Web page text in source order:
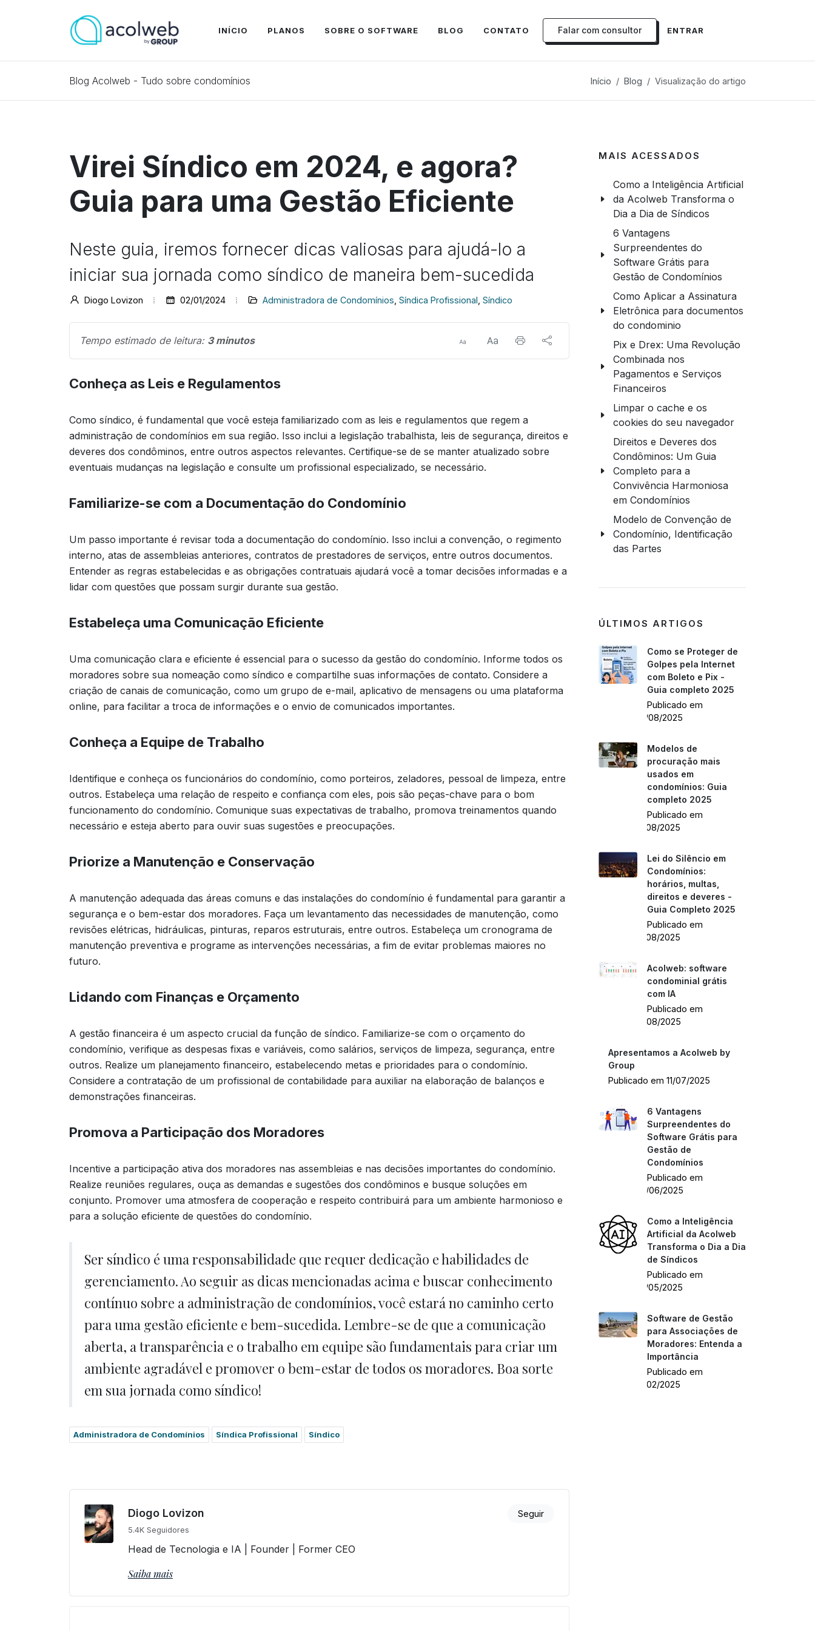
INÍCIO PLANOS SOBRE O SOFTWARE BLOG CONTATO Falar com consultor ENTRAR
Blog Acolweb - Tudo sobre condomínios Início Blog Visualização do artigo
Virei Síndico em 2024, e agora?
Guia para uma Gestão Eficiente
Neste guia, iremos fornecer dicas valiosas para ajudá-lo a
iniciar sua jornada como síndico de maneira bem-sucedida
Diogo Lovizon 02/01/2024 Administradora de Condomínios Síndica Profissional Síndico
Tempo estimado de leitura: 3 minutos
Conheça as Leis e Regulamentos
Como síndico, é fundamental que você esteja familiarizado com as leis e regulamentos que regem a
administração de condomínios em sua região. Isso inclui a legislação trabalhista, leis de segurança, direitos e
deveres dos condôminos, entre outros aspectos relevantes. Certifique-se de se manter atualizado sobre
eventuais mudanças na legislação e consulte um profissional especializado, se necessário.
Familiarize-se com a Documentação do Condomínio
Um passo importante é revisar toda a documentação do condomínio. Isso inclui a convenção, o regimento
interno, atas de assembleias anteriores, contratos de prestadores de serviços, entre outros documentos.
Entender as regras estabelecidas e as obrigações contratuais ajudará você a tomar decisões informadas e a
lidar com questões que possam surgir durante sua gestão.
Estabeleça uma Comunicação Eficiente
Uma comunicação clara e eficiente é essencial para o sucesso da gestão do condomínio. Informe todos os
moradores sobre sua nomeação como síndico e compartilhe suas informações de contato. Considere a
criação de canais de comunicação, como um grupo de e-mail, aplicativo de mensagens ou uma plataforma
online, para facilitar a troca de informações e o envio de comunicados importantes.
Conheça a Equipe de Trabalho
Identifique e conheça os funcionários do condomínio, como porteiros, zeladores, pessoal de limpeza, entre
outros. Estabeleça uma relação de respeito e confiança com eles, pois são peças-chave para o bom
funcionamento do condomínio. Comunique suas expectativas de trabalho, promova treinamentos quando
necessário e esteja aberto para ouvir suas sugestões e preocupações.
Priorize a Manutenção e Conservação
A manutenção adequada das áreas comuns e das instalações do condomínio é fundamental para garantir a
segurança e o bem-estar dos moradores. Faça um levantamento das necessidades de manutenção, como
revisões elétricas, hidráulicas, pinturas, reparos estruturais, entre outros. Estabeleça um cronograma de
manutenção preventiva e programe as intervenções necessárias, a fim de evitar problemas maiores no
futuro.
Lidando com Finanças e Orçamento
A gestão financeira é um aspecto crucial da função de síndico. Familiarize-se com o orçamento do
condomínio, verifique as despesas fixas e variáveis, como salários, serviços de limpeza, segurança, entre
outros. Realize um planejamento financeiro, estabelecendo metas e prioridades para o condomínio.
Considere a contratação de um profissional de contabilidade para auxiliar na elaboração de balanços e
demonstrações financeiras.
Promova a Participação dos Moradores
Incentive a participação ativa dos moradores nas assembleias e nas decisões importantes do condomínio.
Realize reuniões regulares, ouça as demandas e sugestões dos condôminos e busque soluções em
conjunto. Promover uma atmosfera de cooperação e respeito contribuirá para um ambiente harmonioso e
para a solução eficiente de questões do condomínio.
Ser síndico é uma responsabilidade que requer dedicação e habilidades de
gerenciamento. Ao seguir as dicas mencionadas acima e buscar conhecimento
contínuo sobre a administração de condomínios, você estará no caminho certo
para uma gestão eficiente e bem-sucedida. Lembre-se de que a comunicação
aberta, a transparência e o trabalho em equipe são fundamentais para criar um
ambiente agradável e promover o bem-estar de todos os moradores. Boa sorte
em sua jornada como síndico!
Administradora de Condomínios Síndica Profissional Síndico
Diogo Lovizon
5.4K Seguidores
Seguir
Head de Tecnologia e IA | Founder | Former CEO
Saiba mais
MAIS ACESSADOS
Como a Inteligência Artificial
da Acolweb Transforma o
Dia a Dia de Síndicos
6 Vantagens
Surpreendentes do
Software Grátis para
Gestão de Condomínios
Como Aplicar a Assinatura
Eletrônica para documentos
do condominio
Pix e Drex: Uma Revolução
Combinada nos
Pagamentos e Serviços
Financeiros
Limpar o cache e os
cookies do seu navegador
Direitos e Deveres dos
Condôminos: Um Guia
Completo para a
Convivência Harmoniosa
em Condomínios
Modelo de Convenção de
Condomínio, Identificação
das Partes
ÚLTIMOS ARTIGOS
Como se Proteger de
Golpes pela Internet
com Boleto e Pix -
Guia completo 2025
Publicado em
26/08/2025
Modelos de
procuração mais
usados em
condomínios: Guia
completo 2025
Publicado em
21/08/2025
Lei do Silêncio em
Condomínios:
horários, multas,
direitos e deveres -
Guia Completo 2025
Publicado em
21/08/2025
Acolweb: software
condominial grátis
com IA
Publicado em
18/08/2025
Apresentamos a Acolweb by
Group
Publicado em 11/07/2025
6 Vantagens
Surpreendentes do
Software Grátis para
Gestão de
Condomínios
Publicado em
04/06/2025
Como a Inteligência
Artificial da Acolweb
Transforma o Dia a Dia
de Síndicos
Publicado em
27/05/2025
Software de Gestão
para Associações de
Moradores: Entenda a
Importância
Publicado em
14/02/2025